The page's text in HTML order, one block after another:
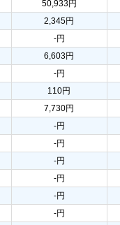
50,933円
2,345円
-円
6,603円
-円
110円
7,730円
-円
-円
-円
-円
-円
-円